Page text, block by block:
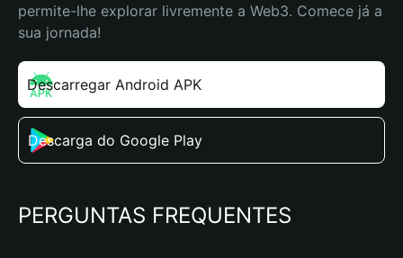
permite-lhe explorar livremente a Web3. Comece já a
sua jornada!
Descarregar Android APK
Descarga do Google Play
PERGUNTAS FREQUENTES